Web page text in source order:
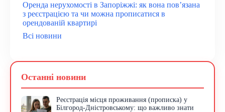
Оренда нерухомості в Запоріжжі: як вона пов’язана
з реєстрацією та чи можна прописатися в
орендованій квартирі
Всі новини
Останні новини
Реєстрація місця проживання (прописка) у
Білгород-Дністровському: що важливо знати